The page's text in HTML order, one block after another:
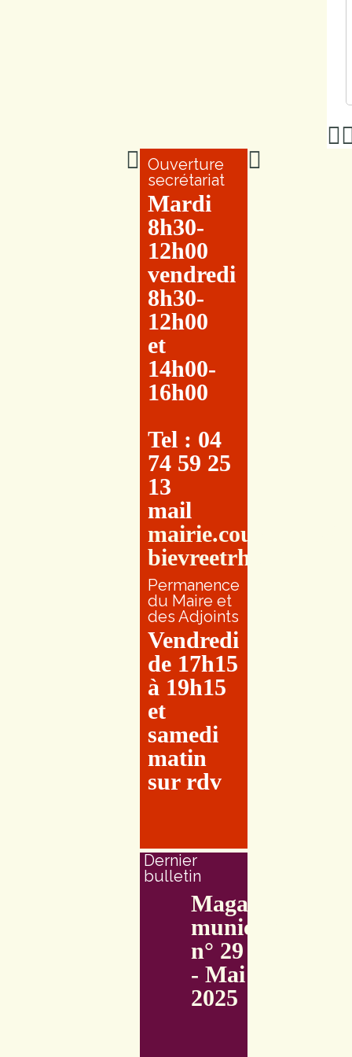
Ouverture
secrétariat
Mardi
8h30-
12h00
vendredi
8h30-
12h00
et
14h00-
16h00
Tel : 04
74 59 25
13
mail
bievreetrhone.fr
Permanence
du Maire et
des Adjoints
Vendredi
de 17h15
à 19h15
et
samedi
matin
sur rdv
Dernier
bulletin
Magazine
municipal
n° 29
- Mai
2025